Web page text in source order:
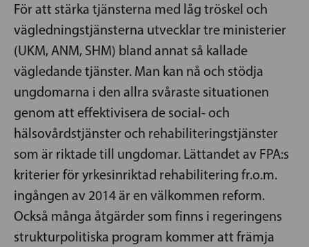
För att stärka tjänsterna med låg tröskel och
vägledningstjänsterna utvecklar tre ministerier
(UKM, ANM, SHM) bland annat så kallade
vägledande tjänster. Man kan nå och stödja
ungdomarna i den allra svåraste situationen
genom att effektivisera de social- och
hälsovårdstjänster och rehabiliteringstjänster
som är riktade till ungdomar. Lättandet av FPA:s
kriterier för yrkesinriktad rehabilitering fr.o.m.
ingången av 2014 är en välkommen reform.
Också många åtgärder som finns i regeringens
strukturpolitiska program kommer att främja